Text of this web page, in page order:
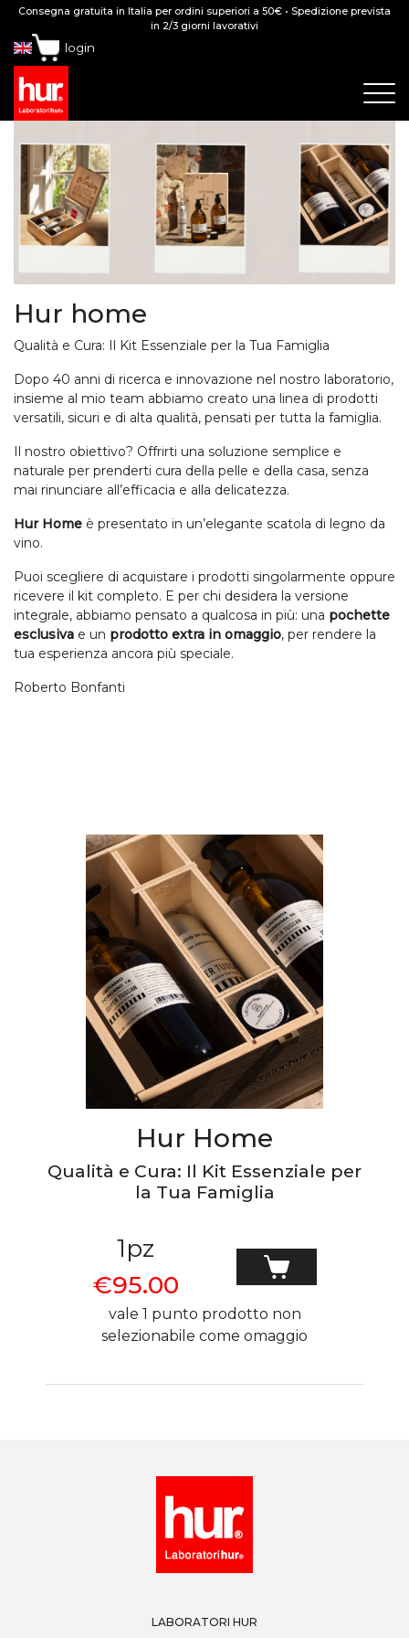
Consegna gratuita in Italia per ordini superiori a 50€ • Spedizione prevista
in 2/3 giorni lavorativi
login
Hur home
Qualità e Cura: Il Kit Essenziale per la Tua Famiglia
Dopo 40 anni di ricerca e innovazione nel nostro laboratorio,
insieme al mio team abbiamo creato una linea di prodotti
versatili, sicuri e di alta qualità, pensati per tutta la famiglia.
Il nostro obiettivo? Offrirti una soluzione semplice e
naturale per prenderti cura della pelle e della casa, senza
mai rinunciare all’efficacia e alla delicatezza.
Hur Home è presentato in un’elegante scatola di legno da
vino.
Puoi scegliere di acquistare i prodotti singolarmente oppure
ricevere il kit completo. E per chi desidera la versione
integrale, abbiamo pensato a qualcosa in più: una pochette
esclusiva e un prodotto extra in omaggio, per rendere la
tua esperienza ancora più speciale.
Roberto Bonfanti
Hur Home
Qualità e Cura: Il Kit Essenziale per
la Tua Famiglia
1pz
€95.00
vale 1 punto prodotto non
selezionabile come omaggio
LABORATORI HUR